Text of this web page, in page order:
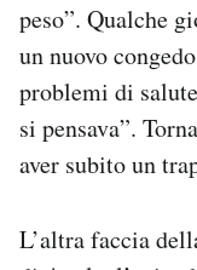
peso”. Qualche
un nuovo
problemi di
si pensava”.
aver subito un
L’altra faccia